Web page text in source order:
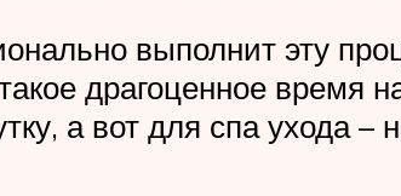
выполнит эту
драгоценное время
а вот для спа ухода –